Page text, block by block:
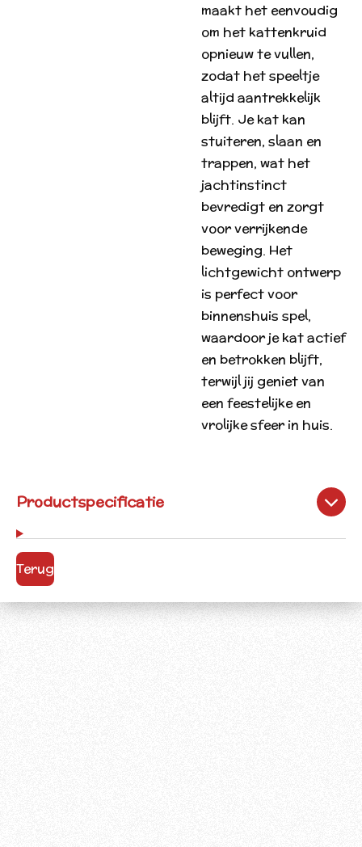
maakt het eenvoudig
om het kattenkruid
opnieuw te vullen,
zodat het speeltje
altijd aantrekkelijk
blijft. Je kat kan
stuiteren, slaan en
trappen, wat het
jachtinstinct
bevredigt en zorgt
voor verrijkende
beweging. Het
lichtgewicht ontwerp
is perfect voor
binnenshuis spel,
waardoor je kat actief
en betrokken blijft,
terwijl jij geniet van
een feestelijke en
vrolijke sfeer in huis.
Productspecificatie
Terug